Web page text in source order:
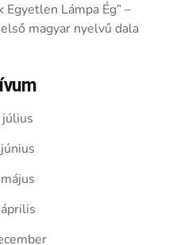
Egyetlen Lámpa Ég” –
magyar nyelvű dala